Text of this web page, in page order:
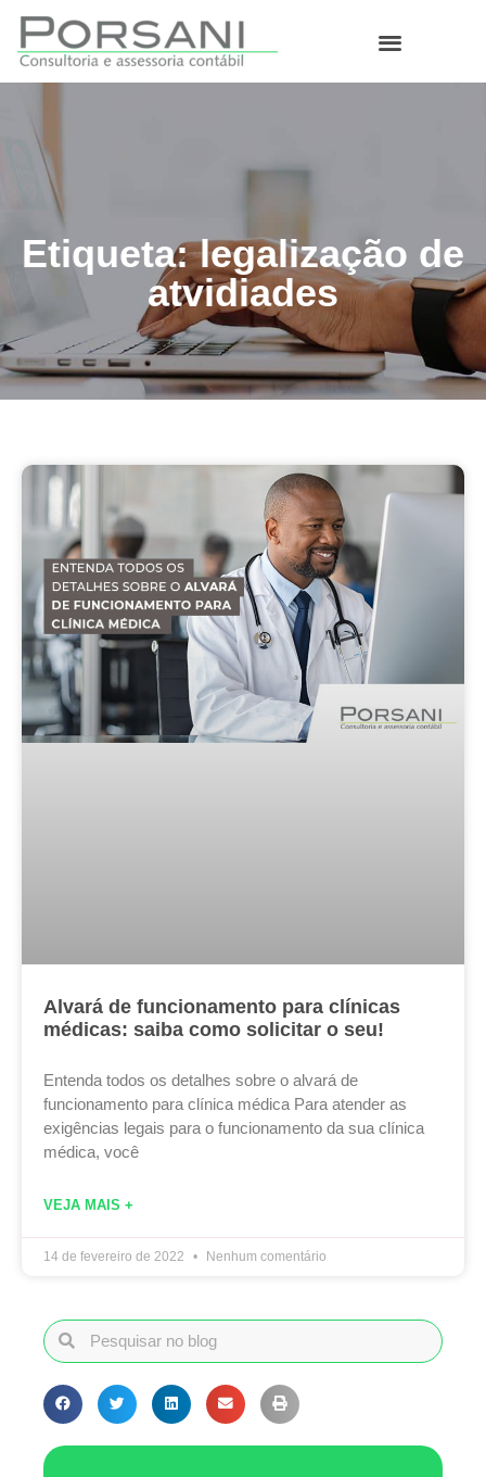
Etiqueta: legalização de
atvidiades
Alvará de funcionamento para clínicas
médicas: saiba como solicitar o seu!
Entenda todos os detalhes sobre o alvará de
funcionamento para clínica médica Para atender as
exigências legais para o funcionamento da sua clínica
médica, você
VEJA MAIS +
14 de fevereiro de 2022 Nenhum comentário